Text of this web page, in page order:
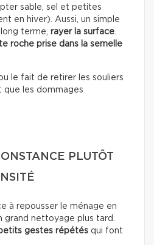
sable, sel et petites
en hiver). Aussi, un simple
terme, rayer la surface
roche prise dans la semelle
le fait de retirer les souliers
que les dommages
PLUTÔT
à repousser le ménage en
grand nettoyage plus tard.
gestes répétés qui font